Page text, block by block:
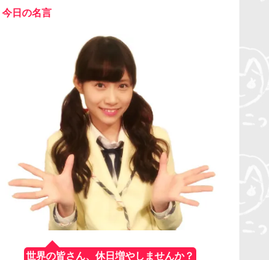
今日の名言
世界の皆さん、休日増やしませんか？